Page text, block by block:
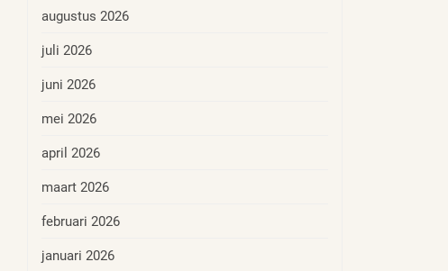
augustus 2026
juli 2026
juni 2026
mei 2026
april 2026
maart 2026
februari 2026
januari 2026